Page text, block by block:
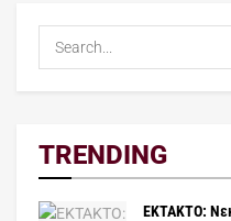
TRENDING
ΕΚΤΑΚΤΟ: